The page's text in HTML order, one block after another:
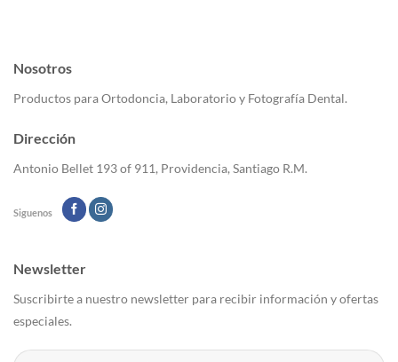
pueden
la
Nosotros
Productos para Ortodoncia, Laboratorio y Fotografía Dental.
Dirección
Antonio Bellet 193 of 911, Providencia, Santiago R.M.
Siguenos
Newsletter
Suscribirte a nuestro newsletter para recibir información y ofertas
especiales.